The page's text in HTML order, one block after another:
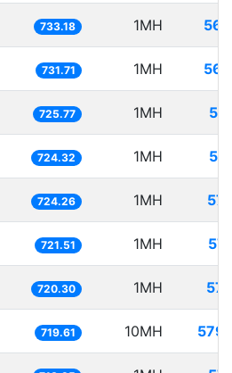
733.18 1MH
731.71 1MH
725.77 1MH
724.32 1MH
724.26 1MH
721.51 1MH
720.30 1MH
719.61 10MH